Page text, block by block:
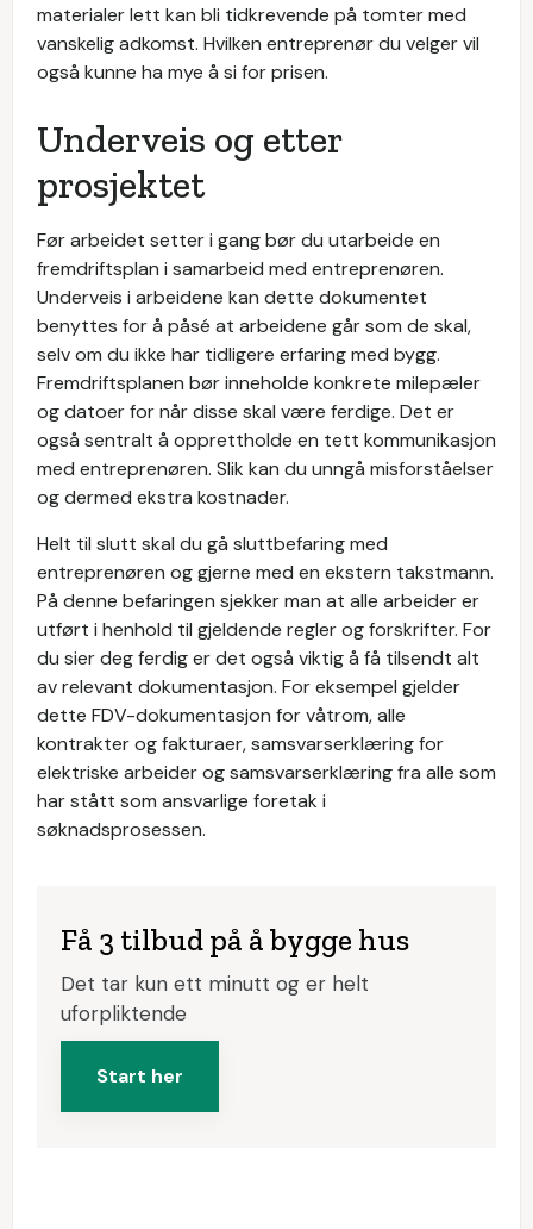
materialer lett kan bli tidkrevende på tomter med
vanskelig adkomst. Hvilken entreprenør du velger vil
også kunne ha mye å si for prisen.
Underveis og etter
prosjektet
Før arbeidet setter i gang bør du utarbeide en
fremdriftsplan i samarbeid med entreprenøren.
Underveis i arbeidene kan dette dokumentet
benyttes for å påsé at arbeidene går som de skal,
selv om du ikke har tidligere erfaring med bygg.
Fremdriftsplanen bør inneholde konkrete milepæler
og datoer for når disse skal være ferdige. Det er
også sentralt å opprettholde en tett kommunikasjon
med entreprenøren. Slik kan du unngå misforståelser
og dermed ekstra kostnader.
Helt til slutt skal du gå sluttbefaring med
entreprenøren og gjerne med en ekstern takstmann.
På denne befaringen sjekker man at alle arbeider er
utført i henhold til gjeldende regler og forskrifter. For
du sier deg ferdig er det også viktig å få tilsendt alt
av relevant dokumentasjon. For eksempel gjelder
dette FDV-dokumentasjon for våtrom, alle
kontrakter og fakturaer, samsvarserklæring for
elektriske arbeider og samsvarserklæring fra alle som
har stått som ansvarlige foretak i
søknadsprosessen.
Få 3 tilbud på å bygge hus
Det tar kun ett minutt og er helt
uforpliktende
Start her